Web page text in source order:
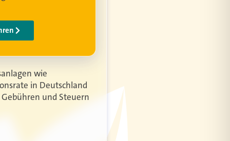
wie
in Deutschland
und Steuern